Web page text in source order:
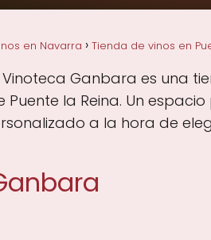
en Navarra Tienda de vinos en
Ganbara es una
Puente la Reina. Un
a la hora de